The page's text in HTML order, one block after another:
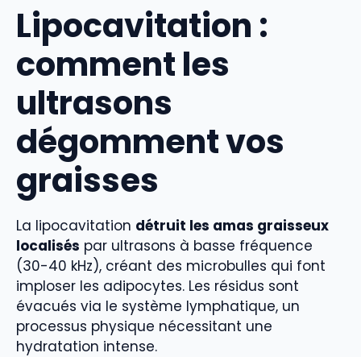
Lipocavitation :
comment les
ultrasons
dégomment vos
graisses
La lipocavitation détruit les amas graisseux
localisés par ultrasons à basse fréquence
(30-40 kHz), créant des microbulles qui font
imploser les adipocytes. Les résidus sont
évacués via le système lymphatique, un
processus physique nécessitant une
hydratation intense.